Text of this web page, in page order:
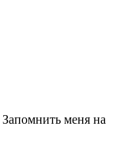
Запомнить меня на